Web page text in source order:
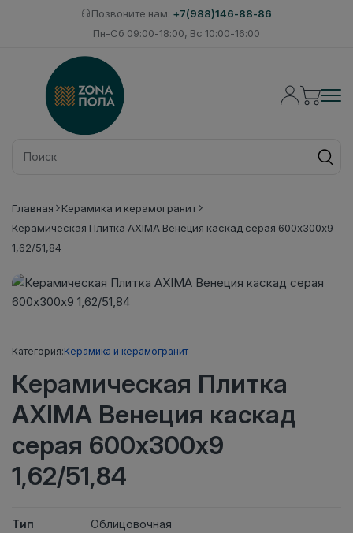
Позвоните нам: +7(988)146-88-86
Пн-Сб 09:00-18:00, Вс 10:00-16:00
Главная
Керамика и керамогранит
Керамическая Плитка AXIMA Венеция каскад серая 600х300х9
1,62/51,84
Категория:Керамика и керамогранит
Керамическая Плитка
AXIMA Венеция каскад
серая 600х300х9
1,62/51,84
Тип
Облицовочная